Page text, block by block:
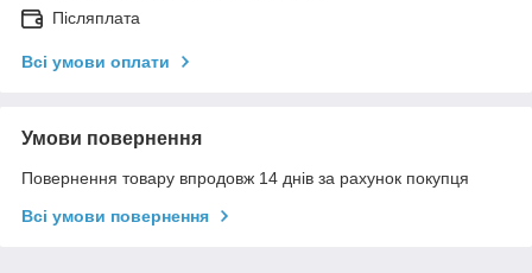
Післяплата
Всі умови оплати
Умови повернення
Повернення товару впродовж 14 днів за рахунок покупця
Всі умови повернення